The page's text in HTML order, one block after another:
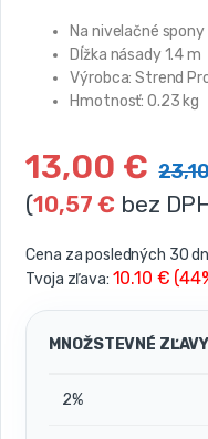
Na nivelačné spony
Dĺžka násady 1.4 m
Výrobca: Strend
Hmotnosť: 0.23 kg
13,00 €
(10,57€ bez
Cena za posledných 30
Tvoja zľava: 10.10 €
MNOŽSTEVNÉ
2%